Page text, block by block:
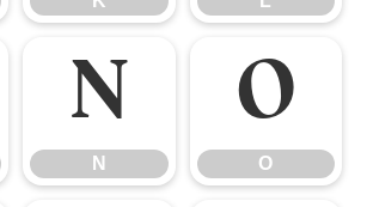
N
N
O
O